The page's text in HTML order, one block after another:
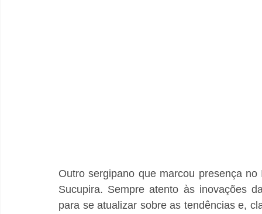
Outro sergipano que marcou presença
Sucupira. Sempre atento às inovações
para se atualizar sobre as tendências e,